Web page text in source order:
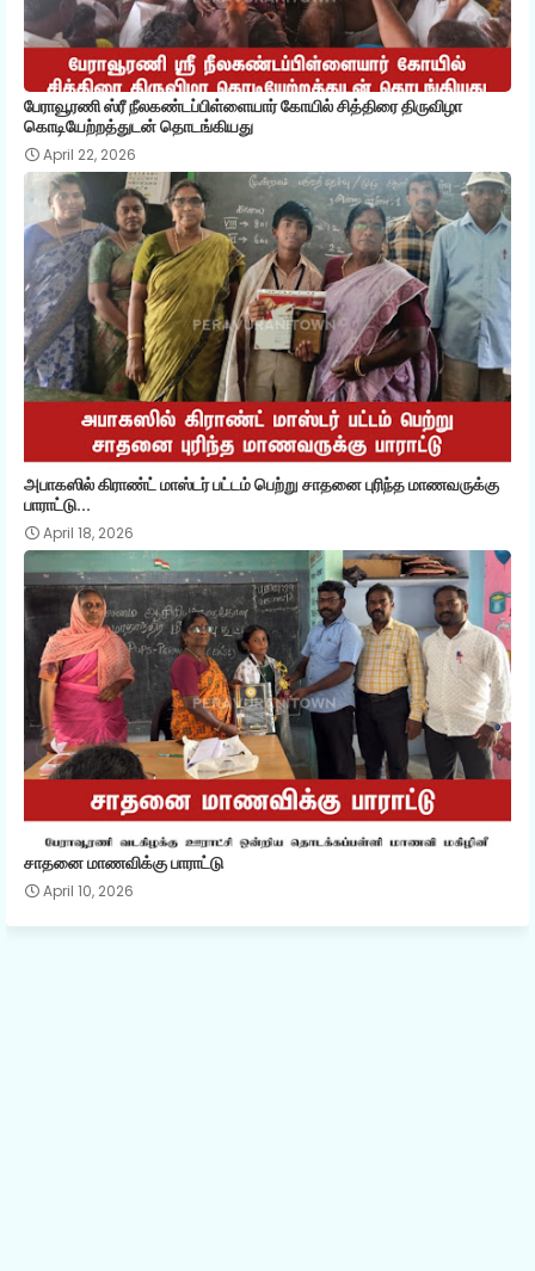
பேராவூரணி ஸ்ரீ நீலகண்டப்பிள்ளையார் கோயில் சித்திரை திருவிழா
கொடியேற்றத்துடன் தொடங்கியது
April 22, 2026
அபாகஸில் கிராண்ட் மாஸ்டர் பட்டம் பெற்று சாதனை புரிந்த மாணவருக்கு
பாராட்டு...
April 18, 2026
சாதனை மாணவிக்கு பாராட்டு
April 10, 2026